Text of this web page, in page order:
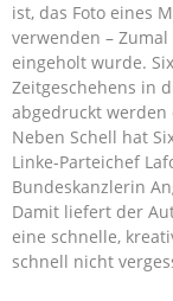
ist, das Foto eines
verwenden –
eingeholt wurde.
Zeitgeschehens in
abgedruckt
Neben Schell hat
Linke-Parteichef
Bundeskanzlerin
Damit liefert der
eine schnelle,
schnell nicht